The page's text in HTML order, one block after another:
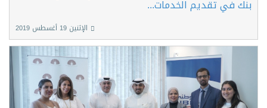
بنك في تقديم الخدمات...
الإثنين 19 أغسطس 2019